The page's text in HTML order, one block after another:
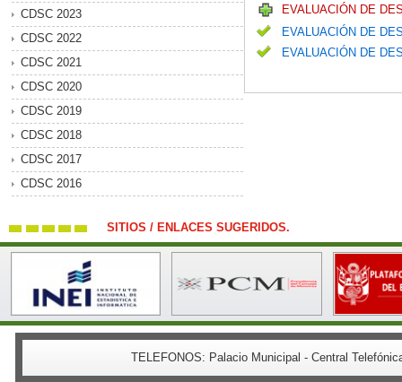
CDSC 2023
CDSC 2022
CDSC 2021
CDSC 2020
CDSC 2019
CDSC 2018
CDSC 2017
CDSC 2016
EVALUACIÓN DE
EVALUACIÓN DE
EVALUACIÓN DE
SITIOS / ENLACES SUGERIDOS.
TELEFONOS: Palacio Municipal - Central